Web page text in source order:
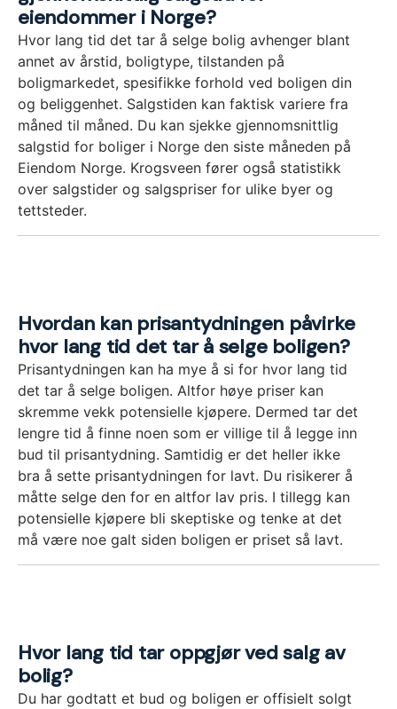
eiendommer i Norge?
Hvor lang tid det tar å selge bolig avhenger blant
annet av årstid, boligtype, tilstanden på
boligmarkedet, spesifikke forhold ved boligen din
og beliggenhet. Salgstiden kan faktisk variere fra
måned til måned. Du kan sjekke gjennomsnittlig
salgstid for boliger i Norge den siste måneden på
Eiendom Norge. Krogsveen fører også statistikk
over salgstider og salgspriser for ulike byer og
tettsteder.
Hvordan kan prisantydningen påvirke
hvor lang tid det tar å selge boligen?
Prisantydningen kan ha mye å si for hvor lang tid
det tar å selge boligen. Altfor høye priser kan
skremme vekk potensielle kjøpere. Dermed tar det
lengre tid å finne noen som er villige til å legge inn
bud til prisantydning. Samtidig er det heller ikke
bra å sette prisantydningen for lavt. Du risikerer å
måtte selge den for en altfor lav pris. I tillegg kan
potensielle kjøpere bli skeptiske og tenke at det
må være noe galt siden boligen er priset så lavt.
Hvor lang tid tar oppgjør ved salg av
bolig?
Du har godtatt et bud og boligen er offisielt solgt